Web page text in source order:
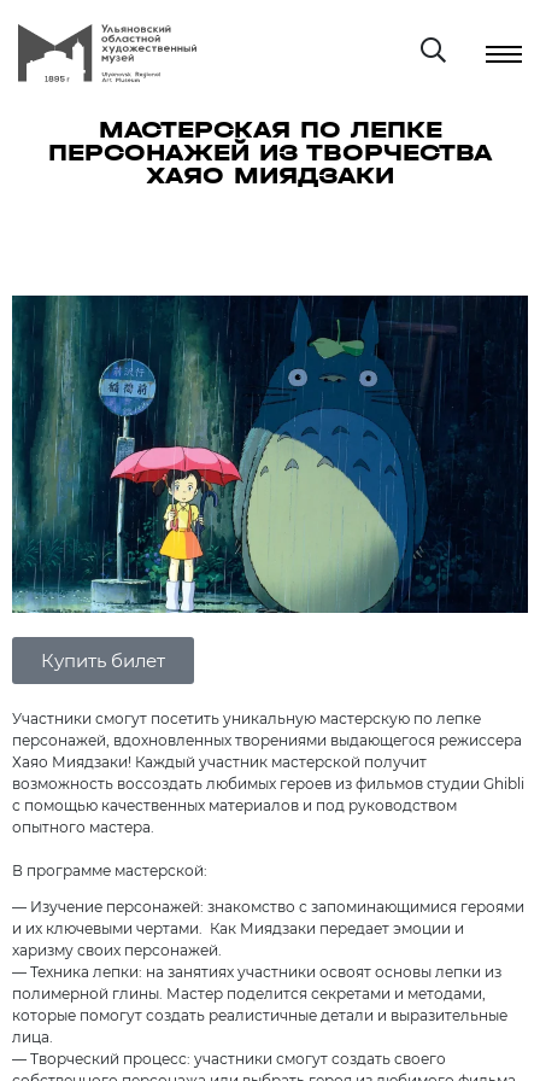
МАСТЕРСКАЯ ПО ЛЕПКЕ
ПЕРСОНАЖЕЙ ИЗ ТВОРЧЕСТВА
ХАЯО МИЯДЗАКИ
Купить билет
Участники смогут посетить уникальную мастерскую по лепке
персонажей, вдохновленных творениями выдающегося режиссера
Хаяо Миядзаки! Каждый участник мастерской получит
возможность воссоздать любимых героев из фильмов студии Ghibli
с помощью качественных материалов и под руководством
опытного мастера.
В программе мастерской:
— Изучение персонажей: знакомство с запоминающимися героями
и их ключевыми чертами. Как Миядзаки передает эмоции и
харизму своих персонажей.
— Техника лепки: на занятиях участники освоят основы лепки из
полимерной глины. Мастер поделится секретами и методами,
которые помогут создать реалистичные детали и выразительные
лица.
— Творческий процесс: участники смогут создать своего